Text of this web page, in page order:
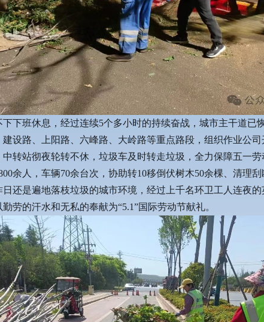
下班休息，经过连续5个多小时的持续奋战，城市主干道已
设路、上阳路、六峰路、大岭路等重点路段，组织作业公
转站彻夜轮转不休，垃圾车及时转走垃圾，全力保障五一劳
余人，车辆70余台次，协助转10移倒伏树木50余棵、清理刮
还是遍地落枝垃圾的城市环境，经过上千名环卫工人连夜
劳的汗水和无私的奉献为“5.1”国际劳动节献礼。